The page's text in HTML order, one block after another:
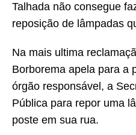
Talhada não consegue
reposição de lâmpadas
Na mais ultima
Borborema apela para a
órgão responsável, a
Pública para repor uma
poste em sua rua.